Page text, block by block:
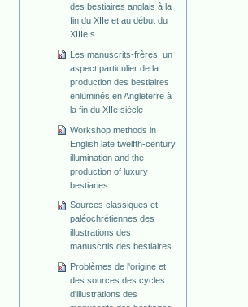
des bestiaires anglais à la
fin du XIIe et au début du
XIIIe s.
Les manuscrits-frères: un
aspect particulier de la
production des bestiaires
enluminés en Angleterre à
la fin du XIIe siècle
Workshop methods in
English late twelfth-century
illumination and the
production of luxury
bestiaries
Sources classiques et
paléochrétiennes des
illustrations des
manuscrtis des bestiaires
Problèmes de l'origine et
des sources des cycles
d'illustrations des